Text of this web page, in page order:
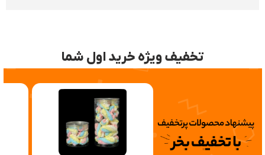
تخفیف ویژه خرید اول شما